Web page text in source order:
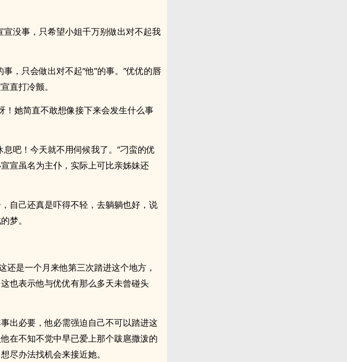
没事，只希望小姐千万别做出对不起我
，只会做出对不起“他”的事。”优优的唇
直打冷颤。
她简直不敢想像接下来会发生什么事
吧！今天就不用伺候我了。”刁蛮的优
宣虽名为主仆，实际上可比亲姊妹还
自己还真是吓得不轻，去躺躺也好，说
梦。
还是一个月来他第三次踏进这个地方，
也表示他与优优有那么多天未曾碰头
出必要，他必需强迫自己不可以踏进这
在不知不觉中早已爱上那个跋扈撒泼的
尽办法找机会来接近她。